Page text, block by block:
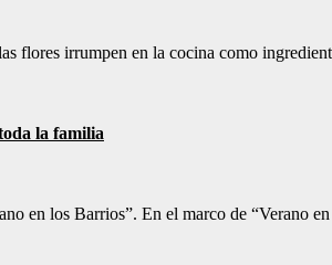
flores irrumpen en la cocina como
la familia
en los Barrios”. En el marco de “Verano